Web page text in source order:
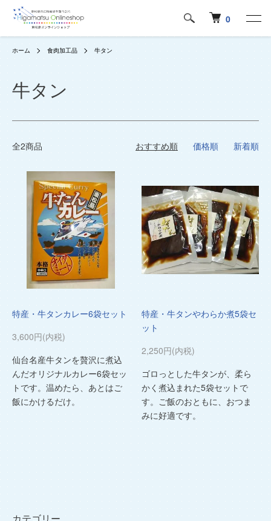
0
ホーム 食肉加工品 牛タン
牛タン
全2商品 おすすめ順 価格順 新着順
特産・牛タンカレー6袋セット
3,600円(内税)
仙台名産牛タンを贅沢に煮込
んだオリジナルカレー6袋セッ
トです。温めたら、あとはご
飯にかけるだけ。
特産・牛タンやわらか煮5袋セ
ット
2,250円(内税)
ゴロっとした牛タンが、柔ら
かく煮込まれた5袋セットで
す。ご飯のおともに、おつま
みに好適です。